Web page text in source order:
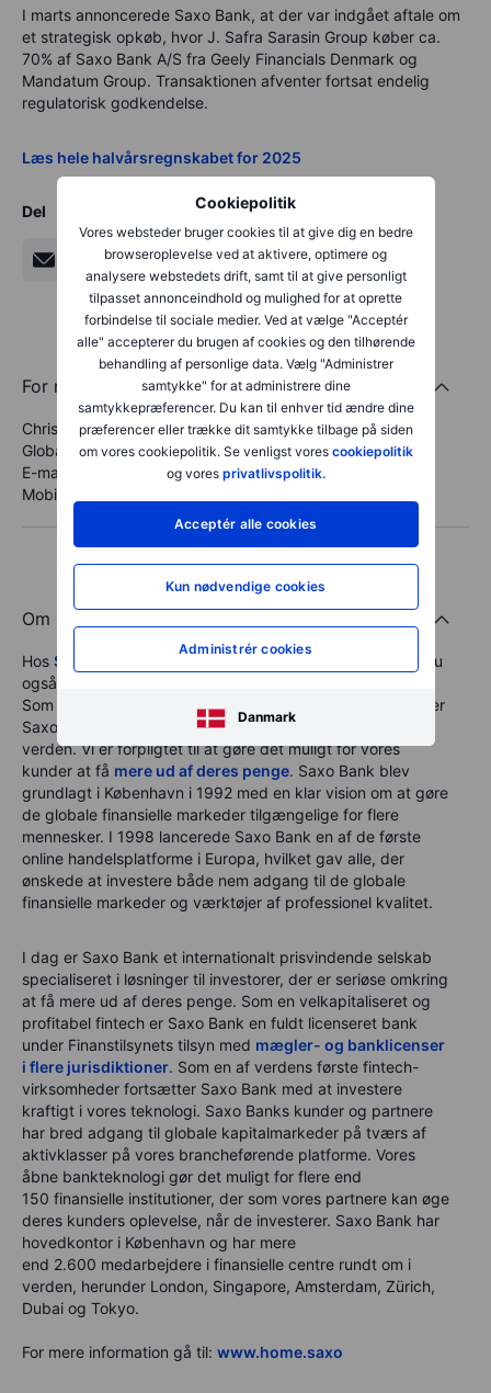
Cookiepolitik
Vores websteder bruger cookies til at give dig en bedre
browseroplevelse ved at aktivere, optimere og
analysere webstedets drift, samt til at give personligt
tilpasset annonceindhold og mulighed for at oprette
forbindelse til sociale medier. Ved at vælge "Acceptér
alle" accepterer du brugen af cookies og den tilhørende
behandling af personlige data. Vælg "Administrer
samtykke" for at administrere dine
samtykkepræferencer. Du kan til enhver tid ændre dine
præferencer eller trække dit samtykke tilbage på siden
om vores cookiepolitik. Se venligst vores cookiepolitik
og vores privatlivspolitik.
Acceptér alle cookies
Kun nødvendige cookies
Administrér cookies
Danmark
I marts annoncerede Saxo Bank, at der var indgået aftale om
et strategisk opkøb, hvor J. Safra Sarasin Group køber ca.
70% af Saxo Bank A/S fra Geely Financials Denmark og
Mandatum Group. Transaktionen afventer fortsat endelig
regulatorisk godkendelse.
Læs hele halvårsregnskabet for 2025
Del
For mere information:
Christian Grønning
Global Head of Corporate Communications
E-mail:
chgr@saxobank.com
Mobil: +45 27 63 07 55
Om Saxo Bank
Hos Saxo Bank
tror vi på, at når du investerer, så åbner du
også op for en ny nysgerrighed på verden omkring dig.
Som leverandør af multi-asset investeringsløsninger ønsker
Saxo Bank at gøre nysgerrige mennesker investeret i
verden. Vi er forpligtet til at gøre det muligt for vores
kunder at få mere ud af deres penge. Saxo Bank blev
grundlagt i København i 1992 med en klar vision om at gøre
de globale finansielle markeder tilgængelige for flere
mennesker. I 1998 lancerede Saxo Bank en af de første
online handelsplatforme i Europa, hvilket gav alle, der
ønskede at investere både nem adgang til de globale
finansielle markeder og værktøjer af professionel kvalitet.
I dag er Saxo Bank et internationalt prisvindende selskab
specialiseret i løsninger til investorer, der er seriøse omkring
at få mere ud af deres penge. Som en velkapitaliseret og
profitabel fintech er Saxo Bank en fuldt licenseret bank
under Finanstilsynets tilsyn med mægler- og banklicenser
i flere jurisdiktioner. Som en af verdens første fintech-
virksomheder fortsætter Saxo Bank med at investere
kraftigt i vores teknologi. Saxo Banks kunder og partnere
har bred adgang til globale kapitalmarkeder på tværs af
aktivklasser på vores brancheførende platforme. Vores
åbne bankteknologi gør det muligt for flere end
150 finansielle institutioner, der som vores partnere kan øge
deres kunders oplevelse, når de investerer. Saxo Bank har
hovedkontor i København og har mere
end 2.600 medarbejdere i finansielle centre rundt om i
verden, herunder London, Singapore, Amsterdam, Zürich,
Dubai og Tokyo.
For mere information gå til: www.home.saxo